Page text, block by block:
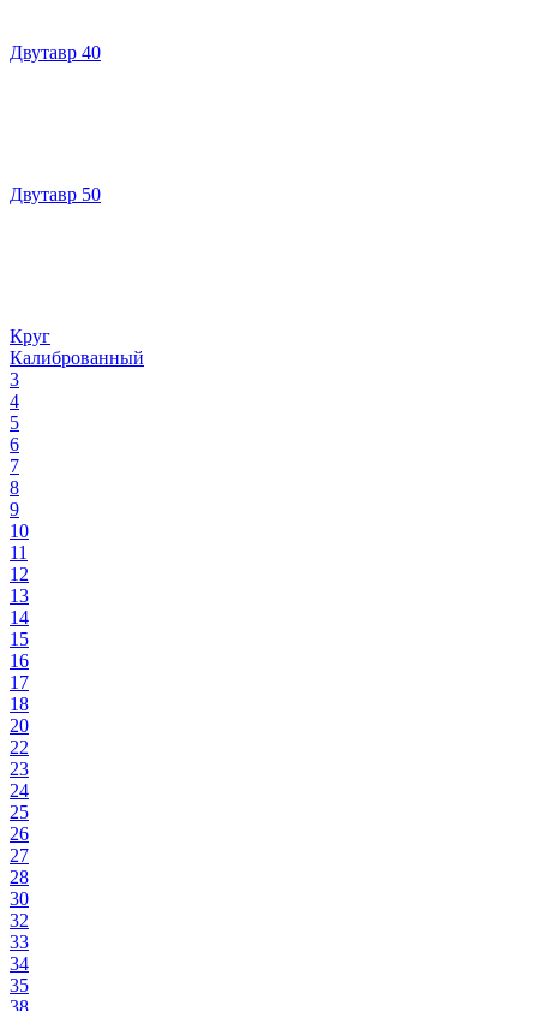
Двутавр 40
Двутавр 50
Круг
Калиброванный
3
4
5
6
7
8
9
10
11
12
13
14
15
16
17
18
20
22
23
24
25
26
27
28
30
32
33
34
35
38